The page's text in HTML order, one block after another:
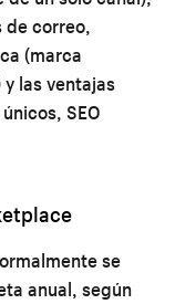
de correo,
(marca
las ventajas
SEO
se
anual, según